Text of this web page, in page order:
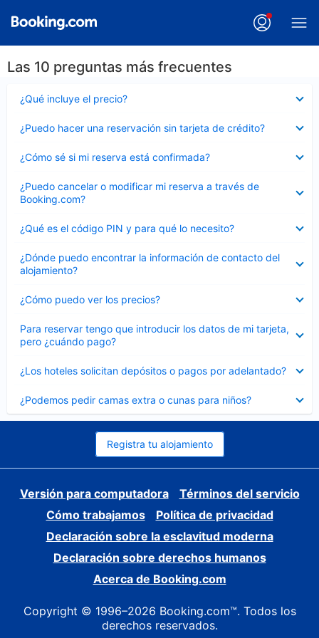
Las 10 preguntas más frecuentes
¿Qué incluye el precio?
cerrado
¿Puedo hacer una reservación sin tarjeta de crédito?
cerrado
¿Cómo sé si mi reserva está confirmada?
cerrado
¿Puedo cancelar o modificar mi reserva a través de
Booking.com?
cerrado
¿Qué es el código PIN y para qué lo necesito?
cerrado
¿Dónde puedo encontrar la información de contacto del
alojamiento?
cerrado
¿Cómo puedo ver los precios?
cerrado
Para reservar tengo que introducir los datos de mi tarjeta,
pero ¿cuándo pago?
cerrado
¿Los hoteles solicitan depósitos o pagos por adelantado?
cerrado
¿Podemos pedir camas extra o cunas para niños?
cerrado
Registra tu alojamiento
Versión para computadora
Términos del servicio
Cómo trabajamos
Política de privacidad
Declaración sobre la esclavitud moderna
Declaración sobre derechos humanos
Acerca de Booking.com
Copyright © 1996–2026 Booking.com™. Todos los
derechos reservados.